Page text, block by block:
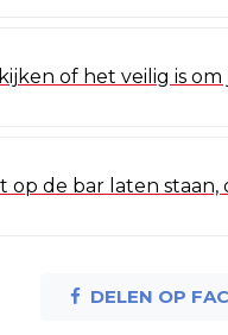
of het veilig is
op de bar laten staan,
DELEN OP